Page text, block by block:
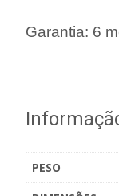
Garantia: 6
PESO